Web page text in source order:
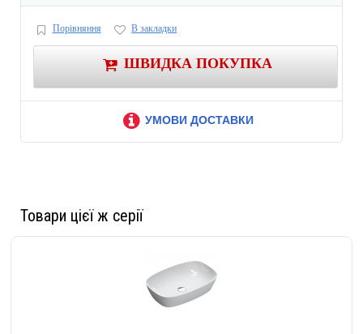
Порівняння В закладки
ШВИДКА ПОКУПКА
УМОВИ ДОСТАВКИ
Товари цієї ж серії